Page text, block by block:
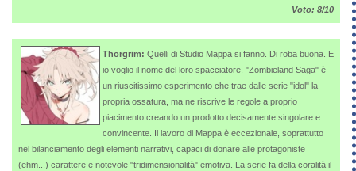
Voto: 8/10
Thorgrim: Quelli di Studio Mappa si fanno. Di roba buona. E
io voglio il nome del loro spacciatore. "Zombieland Saga" è
un riuscitissimo esperimento che trae dalle serie "idol" la
propria ossatura, ma ne riscrive le regole a proprio
piacimento creando un prodotto decisamente singolare e
convincente. Il lavoro di Mappa è eccezionale, soprattutto
nel bilanciamento degli elementi narrativi, capaci di donare alle protagoniste
(ehm...) carattere e notevole "tridimensionalità" emotiva. La serie fa della coralità il